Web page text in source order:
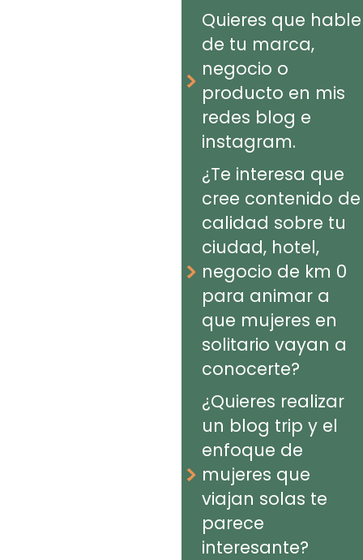
Quieres que hable
de tu marca,
negocio o
producto en mis
redes blog e
instagram.
¿Te interesa que
cree contenido de
calidad sobre tu
ciudad, hotel,
negocio de km 0
para animar a
que mujeres en
solitario vayan a
conocerte?
¿Quieres realizar
un blog trip y el
enfoque de
mujeres que
viajan solas te
parece
interesante?